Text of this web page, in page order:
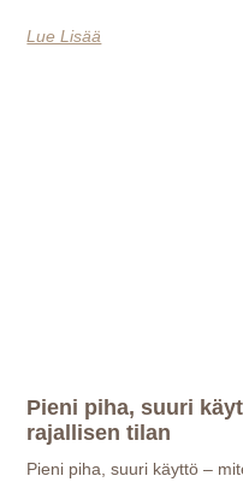
Lue Lisää
Pieni piha, suuri
rajallisen tilan
Pieni piha, suuri käyttö –